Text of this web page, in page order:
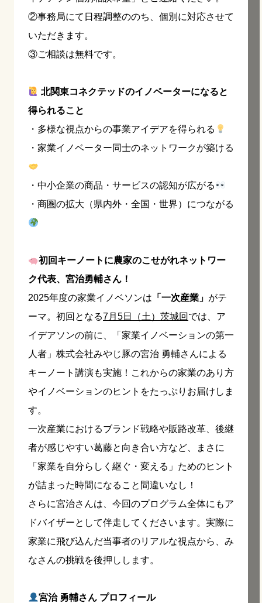
②事務局にて日程調整ののち、個別に対応させて
いただきます。
③ご相談は無料です。
北関東コネクテッドのイノベーターになると
得られること
・多様な視点からの事業アイデアを得られる
・家業イノベーター同士のネットワークが築ける
・中小企業の商品・サービスの認知が広がる
・商圏の拡大（県内外・全国・世界）につながる
初回キーノートに農家のこせがれネットワー
ク代表、宮治勇輔さん！
2025年度の家業イノベソンは 「一次産業」 がテ
ーマ。初回となる7月5日（土）茨城回 では、ア
イデアソンの前に、「家業イノベーションの第一
人者」株式会社みやじ豚の宮治 勇輔さんによる
キーノート講演も実施！これからの家業のあり方
やイノベーションのヒントをたっぷりお届けしま
す。
一次産業におけるブランド戦略や販路改革、後継
者が感じやすい葛藤と向き合い方など、まさに
「家業を自分らしく継ぐ・変える」ためのヒント
が詰まった時間になること間違いなし！
さらに宮治さんは、今回のプログラム全体にもア
ドバイザーとして伴走してくださいます。実際に
家業に飛び込んだ当事者のリアルな視点から、み
なさんの挑戦を後押しします。
宮治 勇輔さん プロフィール